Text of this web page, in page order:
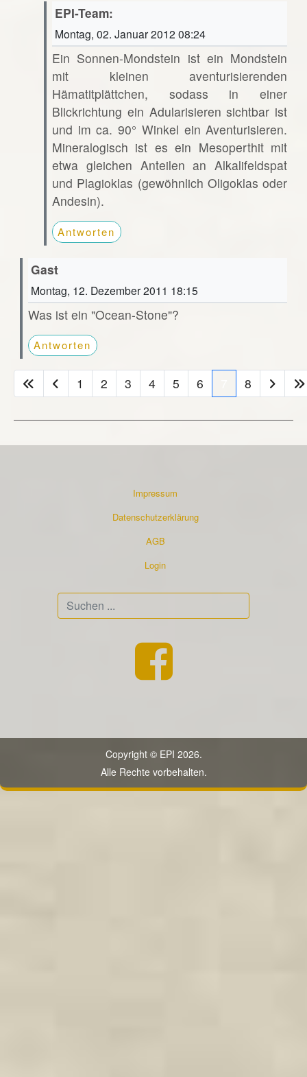
EPI-Team:
Montag, 02. Januar 2012 08:24
Ein Sonnen-Mondstein ist ein Mondstein
mit kleinen aventurisierenden
Hämatitplättchen, sodass in einer
Blickrichtung ein Adularisieren sichtbar ist
und im ca. 90° Winkel ein Aventurisieren.
Mineralogisch ist es ein Mesoperthit mit
etwa gleichen Anteilen an Alkalifeldspat
und Plagioklas (gewöhnlich Oligoklas oder
Andesin).
Antworten
Gast
Montag, 12. Dezember 2011 18:15
Was ist ein "Ocean-Stone"?
Antworten
1 2 3 4 5 6 8
Impressum
Datenschutzerklärung
AGB
Login
Copyright © EPI 2026.
Alle Rechte vorbehalten.